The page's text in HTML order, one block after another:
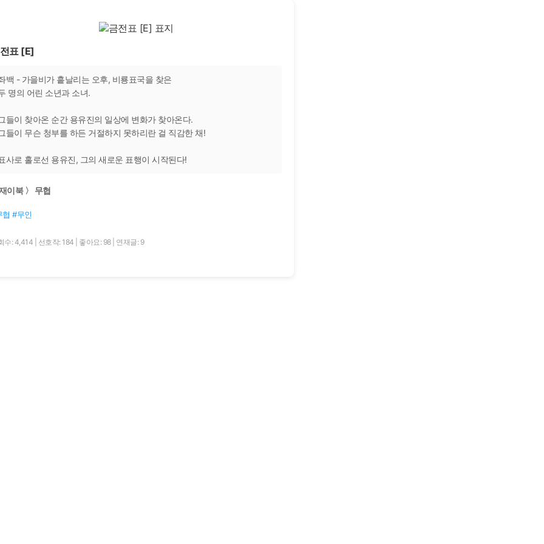
표 [E]
백 - 가을비가 흩날리는 오후, 비룡표국을 찾은
명의 어린 소년과 소녀.
들이 찾아온 순간 용유진의 일상에 변화가 찾아온다.
들이 무슨 청부를 하든 거절하지 못하리란 걸 직감한 채!
사로 홀로선 용유진, 그의 새로운 표행이 시작된다!
이북 〉 무협
협 #무인
수: 4,414 선호작: 184 좋아요: 98 연재글: 9